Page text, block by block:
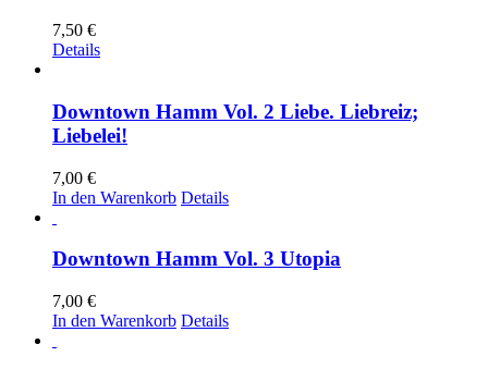
7,50 €
Details
Downtown Hamm Vol. 2 Liebe. Liebreiz;
Liebelei!
7,00 €
In den Warenkorb Details
Downtown Hamm Vol. 3 Utopia
7,00 €
In den Warenkorb Details